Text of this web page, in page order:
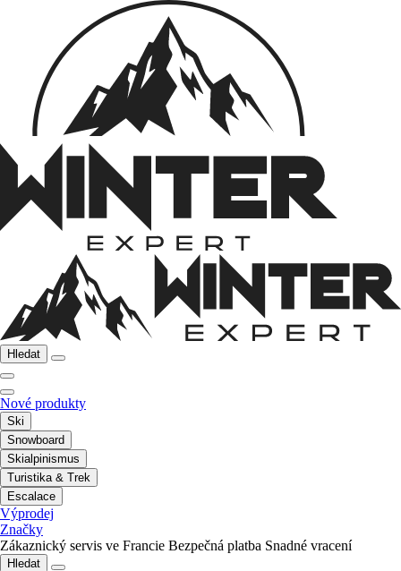
Hledat
Nové produkty
Ski
Snowboard
Skialpinismus
Turistika & Trek
Escalace
Výprodej
Značky
Zákaznický servis ve Francie Bezpečná platba Snadné vracení
Hledat